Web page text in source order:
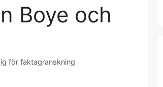
Boye och
för faktagranskning